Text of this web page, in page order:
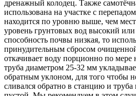
дренажный колодец. Также
использована на участке с
находится по уровню выше, чем
уровень грунтовых вод высокий
способность почвы низкая, то
принудительным сбросом
откачивает воду порционно по
труба диаметром 25-32 мм
обратным уклоном, для того чтобы
сливался обратно в станцию и труба